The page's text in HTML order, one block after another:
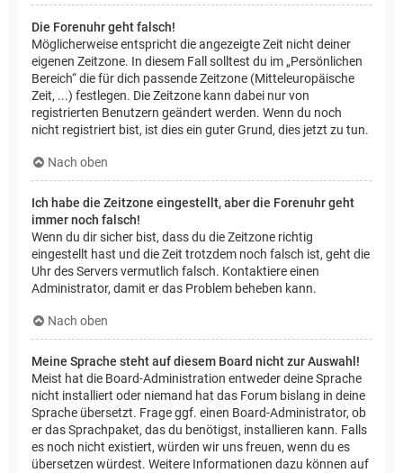
Die Forenuhr geht falsch!
Möglicherweise entspricht die angezeigte Zeit nicht deiner
eigenen Zeitzone. In diesem Fall solltest du im „Persönlichen
Bereich“ die für dich passende Zeitzone (Mitteleuropäische
Zeit, ...) festlegen. Die Zeitzone kann dabei nur von
registrierten Benutzern geändert werden. Wenn du noch
nicht registriert bist, ist dies ein guter Grund, dies jetzt zu tun.
Nach oben
Ich habe die Zeitzone eingestellt, aber die Forenuhr geht
immer noch falsch!
Wenn du dir sicher bist, dass du die Zeitzone richtig
eingestellt hast und die Zeit trotzdem noch falsch ist, geht die
Uhr des Servers vermutlich falsch. Kontaktiere einen
Administrator, damit er das Problem beheben kann.
Nach oben
Meine Sprache steht auf diesem Board nicht zur Auswahl!
Meist hat die Board-Administration entweder deine Sprache
nicht installiert oder niemand hat das Forum bislang in deine
Sprache übersetzt. Frage ggf. einen Board-Administrator, ob
er das Sprachpaket, das du benötigst, installieren kann. Falls
es noch nicht existiert, würden wir uns freuen, wenn du es
übersetzen würdest. Weitere Informationen dazu können auf